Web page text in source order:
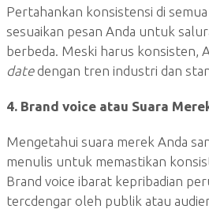
Pertahankan konsistensi di
sesuaikan pesan Anda untuk
berbeda. Meski harus konsisten,
datedengan tren industri dan
4. Brand voice atau Suara
Mengetahui suara merek Anda
menulis untuk memastikan
Brand voice ibarat kepribadian
tercdengar oleh publik atau